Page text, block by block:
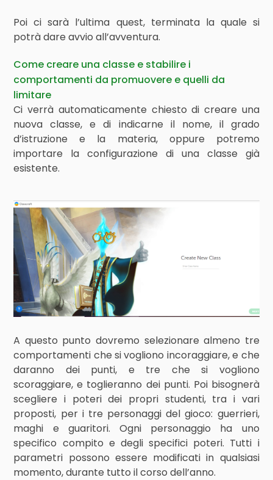
Poi ci sarà l’ultima quest, terminata la quale si
potrà dare avvio all’avventura.
Come creare una classe e stabilire i
comportamenti da promuovere e quelli da
limitare
Ci verrà automaticamente chiesto di creare una
nuova classe, e di indicarne il nome, il grado
d’istruzione e la materia, oppure potremo
importare la configurazione di una classe già
esistente.
A questo punto dovremo selezionare almeno tre
comportamenti che si vogliono incoraggiare, e che
daranno dei punti, e tre che si vogliono
scoraggiare, e toglieranno dei punti. Poi bisognerà
scegliere i poteri dei propri studenti, tra i vari
proposti, per i tre personaggi del gioco: guerrieri,
maghi e guaritori. Ogni personaggio ha uno
specifico compito e degli specifici poteri. Tutti i
parametri possono essere modificati in qualsiasi
momento, durante tutto il corso dell’anno.